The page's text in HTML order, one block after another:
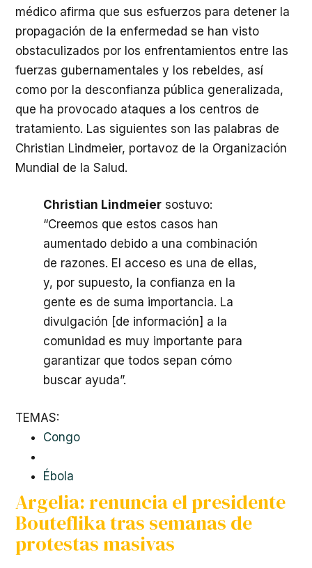
médico afirma que sus esfuerzos para detener la
propagación de la enfermedad se han visto
obstaculizados por los enfrentamientos entre las
fuerzas gubernamentales y los rebeldes, así
como por la desconfianza pública generalizada,
que ha provocado ataques a los centros de
tratamiento. Las siguientes son las palabras de
Christian Lindmeier, portavoz de la Organización
Mundial de la Salud.
Christian Lindmeier sostuvo:
“Creemos que estos casos han
aumentado debido a una combinación
de razones. El acceso es una de ellas,
y, por supuesto, la confianza en la
gente es de suma importancia. La
divulgación [de información] a la
comunidad es muy importante para
garantizar que todos sepan cómo
buscar ayuda”.
TEMAS:
Congo
Ébola
Argelia: renuncia el presidente
Bouteflika tras semanas de
protestas masivas